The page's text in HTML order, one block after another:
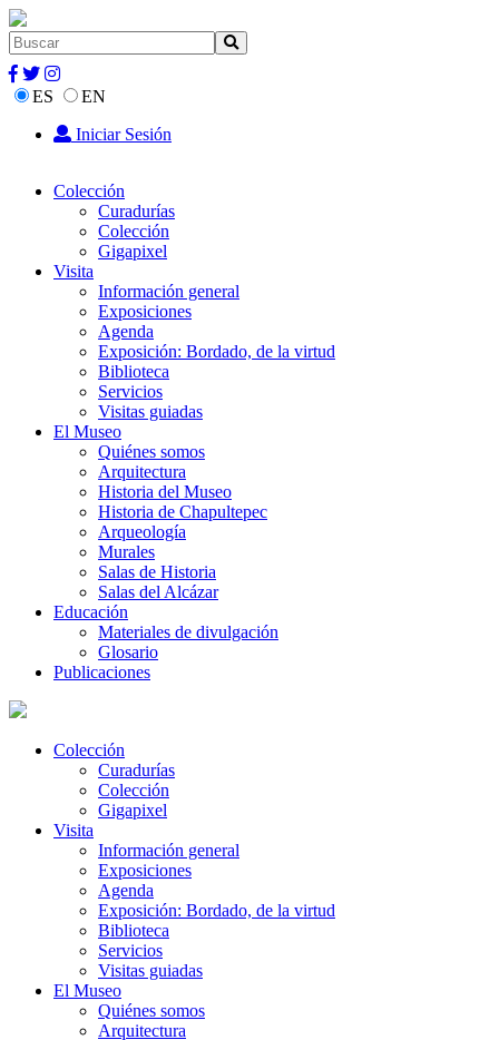
ES
EN
Iniciar Sesión
Colección
Curadurías
Colección
Gigapixel
Visita
Información general
Exposiciones
Agenda
Exposición: Bordado, de la virtud
Biblioteca
Servicios
Visitas guiadas
El Museo
Quiénes somos
Arquitectura
Historia del Museo
Historia de Chapultepec
Arqueología
Murales
Salas de Historia
Salas del Alcázar
Educación
Materiales de divulgación
Glosario
Publicaciones
Colección
Curadurías
Colección
Gigapixel
Visita
Información general
Exposiciones
Agenda
Exposición: Bordado, de la virtud
Biblioteca
Servicios
Visitas guiadas
El Museo
Quiénes somos
Arquitectura